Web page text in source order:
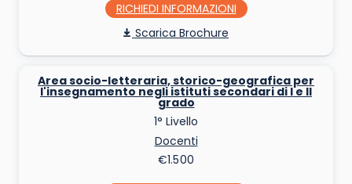
RICHIEDI INFO
Scarica Brochure
Area socio-letteraria, storico-geografica per
l'insegnamento negli istituti secondari di I e II
grado
1° Livello
Docenti
€1.500